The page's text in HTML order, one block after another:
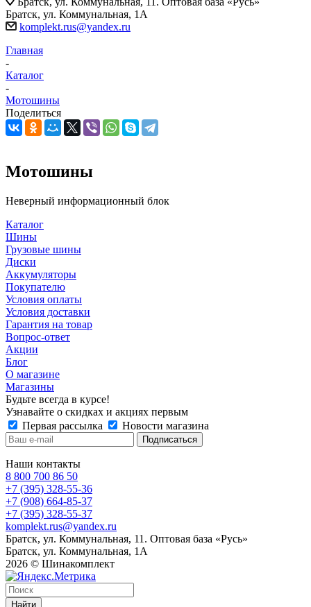
Братск, ул. Коммунальная, 1А
komplekt.rus@yandex.ru
Главная
-
Каталог
-
Мотошины
Поделиться
Мотошины
Неверный информационный блок
Каталог
Шины
Грузовые шины
Диски
Аккумуляторы
Покупателю
Условия оплаты
Условия доставки
Гарантия на товар
Вопрос-ответ
Акции
Блог
О магазине
Магазины
Будьте всегда в курсе!
Узнавайте о скидках и акциях первым
Первая рассылка
Новости магазина
Наши контакты
8 800 700 86 50
+7 (395) 328-55-36
+7 (908) 664-85-37
+7 (395) 328-55-37
komplekt.rus@yandex.ru
Братск, ул. Коммунальная, 11. Оптовая база «Русь»
Братск, ул. Коммунальная, 1А
2026 © Шинакомплект
Найти